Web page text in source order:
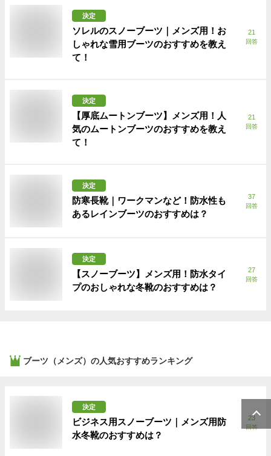
決定
ソレルのスノーブーツ｜メンズ用！お
しゃれな雪用ブーツのおすすめを教え
て！
21
回答
決定
【厚底ムートンブーツ】メンズ用！人
気のムートンブーツのおすすめを教え
て！
21
回答
決定
防寒長靴｜ワークマンなど！防水性も
あるレインブーツのおすすめは？
37
回答
決定
【スノーブーツ】メンズ用！防水タイ
プのおしゃれな冬靴のおすすめは？
27
回答
ブーツ（メンズ） の人気おすすめランキング
決定
ビジネス用スノーブーツ｜メンズ用防
水冬靴のおすすめは？
23
回答